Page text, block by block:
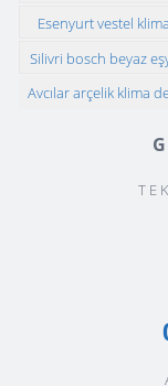
Esenyurt vestel
Silivri bosch beyaz
Avcılar arçelik klima
T E